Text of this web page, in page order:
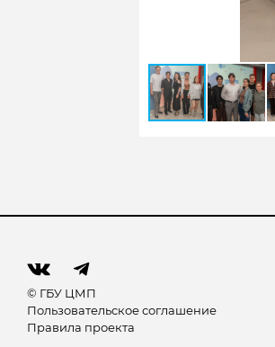
© ГБУ ЦМП
Пользовательское соглашение
Правила проекта